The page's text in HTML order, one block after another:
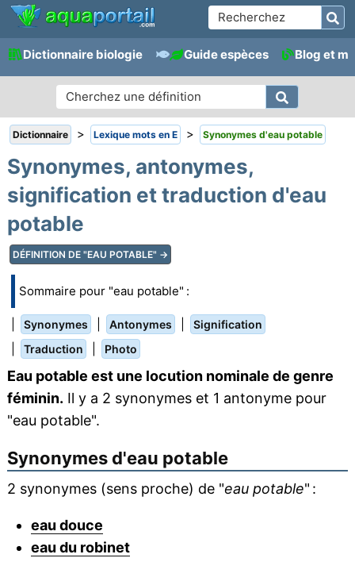
Dictionnaire biologie Guide espèces Blog et
Dictionnaire > Lexique mots en E > Synonymes d'eau potable
Synonymes, antonymes,
signification et traduction d'eau
potable
DÉFINITION DE "EAU POTABLE" →
Sommaire pour "eau potable" :
Synonymes Antonymes Signification
Traduction Photo
Eau potable est une locution nominale de genre
féminin. Il y a 2 synonymes et 1 antonyme pour
"eau potable".
Synonymes d'eau potable
2 synonymes (sens proche) de "eau potable" :
eau douce
eau du robinet